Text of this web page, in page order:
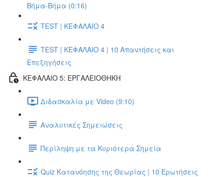
Βήμα-Βήμα (0:16)
TEST | ΚΕΦΑΛΑΙΟ 4
TEST | ΚΕΦΑΛΑΙΟ 4 | 10 Απαντήσεις και
Επεξηγήσεις
ΚΕΦΑΛΑΙΟ 5: ΕΡΓΑΛΕΙΟΘΗΚΗ
Διδασκαλία με Video (9:10)
Αναλυτικές Σημειώσεις
Περίληψη με τα Κυριότερα Σημεία
Quiz Κατανόησης της Θεωρίας | 10 Ερωτήσεις